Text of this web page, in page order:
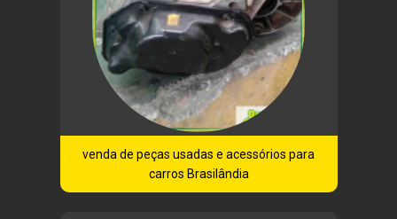
venda de peças usadas e acessórios para
carros Brasilândia